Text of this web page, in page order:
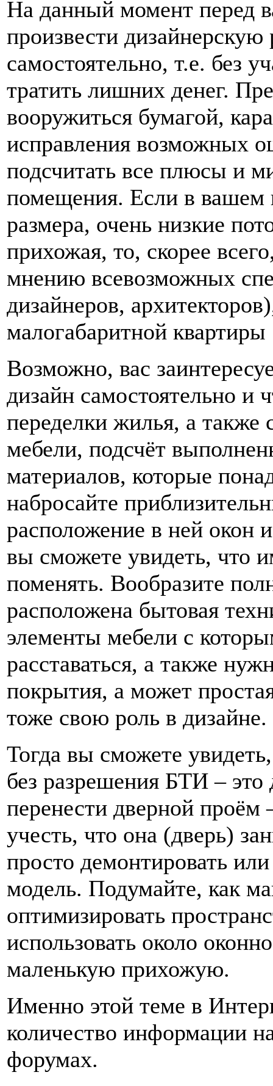
На данный момент перед
произвести дизайнерскую
самостоятельно, т.е. без
тратить лишних денег.
вооружиться бумагой,
исправления возможных
подсчитать все плюсы и
помещения. Если в вашем
размера, очень низкие
прихожая, то, скорее
мнению всевозможных
дизайнеров,
малогабаритной
Возможно, вас
дизайн самостоятельно и
переделки жилья, а также
мебели, подсчёт
материалов, которые
набросайте
расположение в ней окон
вы сможете увидеть, что
поменять. Вообразите
расположена бытовая
элементы мебели с
расставаться, а также
покрытия, а может
тоже свою роль в дизайне.
Тогда вы сможете
без разрешения БТИ – это
перенести дверной проём
учесть, что она (дверь)
просто демонтировать
модель. Подумайте, как
оптимизировать
использовать около
маленькую прихожую.
Именно этой теме в
количество информации
форумах.